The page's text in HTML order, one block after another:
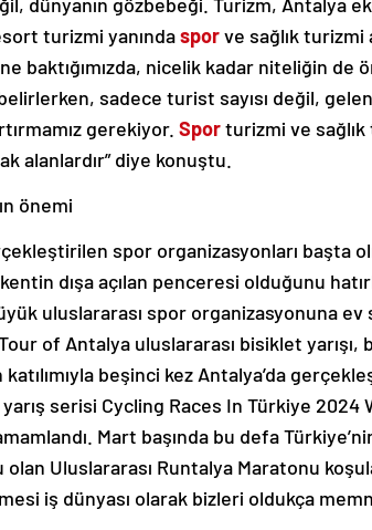
turizmi yanındasporve sağlık turizmi
baktığımızda, nicelik kadar niteliğin de
sadece turist sayısı değil,
gerekiyor. Sporturizmi ve
alanlardır” diye konuştu.
önemi
spor organizasyonları başta
dışa açılan penceresi olduğunu
uluslararası spor organizasyonuna ev
of Antalya uluslararası bisiklet yarışı,
beşinci kez Antalya’da
serisi Cycling Races In Türkiye 2024
Mart başında bu defa
olan Uluslararası Runtalya Maratonu
iş dünyası olarak bizleri oldukça